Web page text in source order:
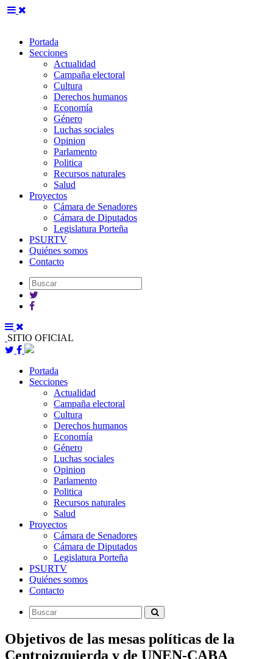
Portada
Secciones
Actualidad
Campaña electoral
Cultura
Derechos humanos
Economía
Género
Luchas sociales
Opinion
Parlamento
Politica
Recursos naturales
Salud
Proyectos
Cámara de Senadores
Cámara de Diputados
Legislatura Porteña
PSURTV
Quiénes somos
Contacto
SITIO OFICIAL
Portada
Secciones
Actualidad
Campaña electoral
Cultura
Derechos humanos
Economía
Género
Luchas sociales
Opinion
Parlamento
Politica
Recursos naturales
Salud
Proyectos
Cámara de Senadores
Cámara de Diputados
Legislatura Porteña
PSURTV
Quiénes somos
Contacto
Objetivos de las mesas políticas de la
Centroizquierda y de UNEN-CABA